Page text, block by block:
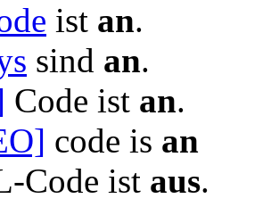
ist an.
sind an.
Code ist an.
code is an
Code ist aus.